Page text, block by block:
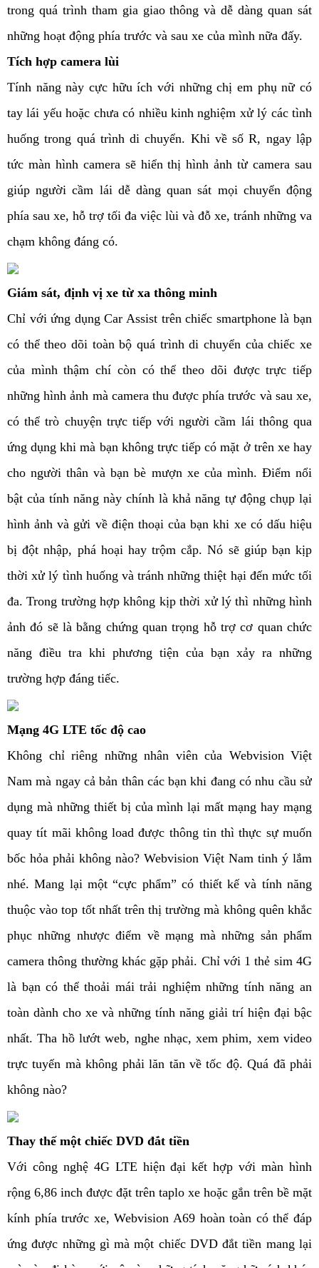
trong quá trình tham gia giao thông và dễ dàng quan sát
những hoạt động phía trước và sau xe của mình nữa đấy.
Tích hợp camera lùi
Tính năng này cực hữu ích với những chị em phụ nữ có
tay lái yếu hoặc chưa có nhiều kinh nghiệm xử lý các tình
huống trong quá trình di chuyển. Khi về số R, ngay lập
tức màn hình camera sẽ hiển thị hình ảnh từ camera sau
giúp người cầm lái dễ dàng quan sát mọi chuyển động
phía sau xe, hỗ trợ tối đa việc lùi và đỗ xe, tránh những va
chạm không đáng có.
Giám sát, định vị xe từ xa thông minh
Chỉ với ứng dụng Car Assist trên chiếc smartphone là bạn
có thể theo dõi toàn bộ quá trình di chuyển của chiếc xe
của mình thậm chí còn có thể theo dõi được trực tiếp
những hình ảnh mà camera thu được phía trước và sau xe,
có thể trò chuyện trực tiếp với người cầm lái thông qua
ứng dụng khi mà bạn không trực tiếp có mặt ở trên xe hay
cho người thân và bạn bè mượn xe của mình. Điểm nổi
bật của tính năng này chính là khả năng tự động chụp lại
hình ảnh và gửi về điện thoại của bạn khi xe có dấu hiệu
bị đột nhập, phá hoại hay trộm cắp. Nó sẽ giúp bạn kịp
thời xử lý tình huống và tránh những thiệt hại đến mức tối
đa. Trong trường hợp không kịp thời xử lý thì những hình
ảnh đó sẽ là bằng chứng quan trọng hỗ trợ cơ quan chức
năng điều tra khi phương tiện của bạn xảy ra những
trường hợp đáng tiếc.
Mạng 4G LTE tốc độ cao
Không chỉ riêng những nhân viên của Webvision Việt
Nam mà ngay cả bản thân các bạn khi đang có nhu cầu sử
dụng mà những thiết bị của mình lại mất mạng hay mạng
quay tít mãi không load được thông tin thì thực sự muốn
bốc hỏa phải không nào? Webvision Việt Nam tinh ý lắm
nhé. Mang lại một “cực phẩm” có thiết kế và tính năng
thuộc vào top tốt nhất trên thị trường mà không quên khắc
phục những nhược điểm về mạng mà những sản phẩm
camera thông thường khác gặp phải. Chỉ với 1 thẻ sim 4G
là bạn có thể thoải mái trải nghiệm những tính năng an
toàn dành cho xe và những tính năng giải trí hiện đại bậc
nhất. Tha hồ lướt web, nghe nhạc, xem phim, xem video
trực tuyến mà không phải lăn tăn về tốc độ. Quá đã phải
không nào?
Thay thế một chiếc DVD đắt tiền
Với công nghệ 4G LTE hiện đại kết hợp với màn hình
rộng 6,86 inch được đặt trên taplo xe hoặc gắn trên bề mặt
kính phía trước xe, Webvision A69 hoàn toàn có thể đáp
ứng được những gì mà một chiếc DVD đắt tiền mang lại